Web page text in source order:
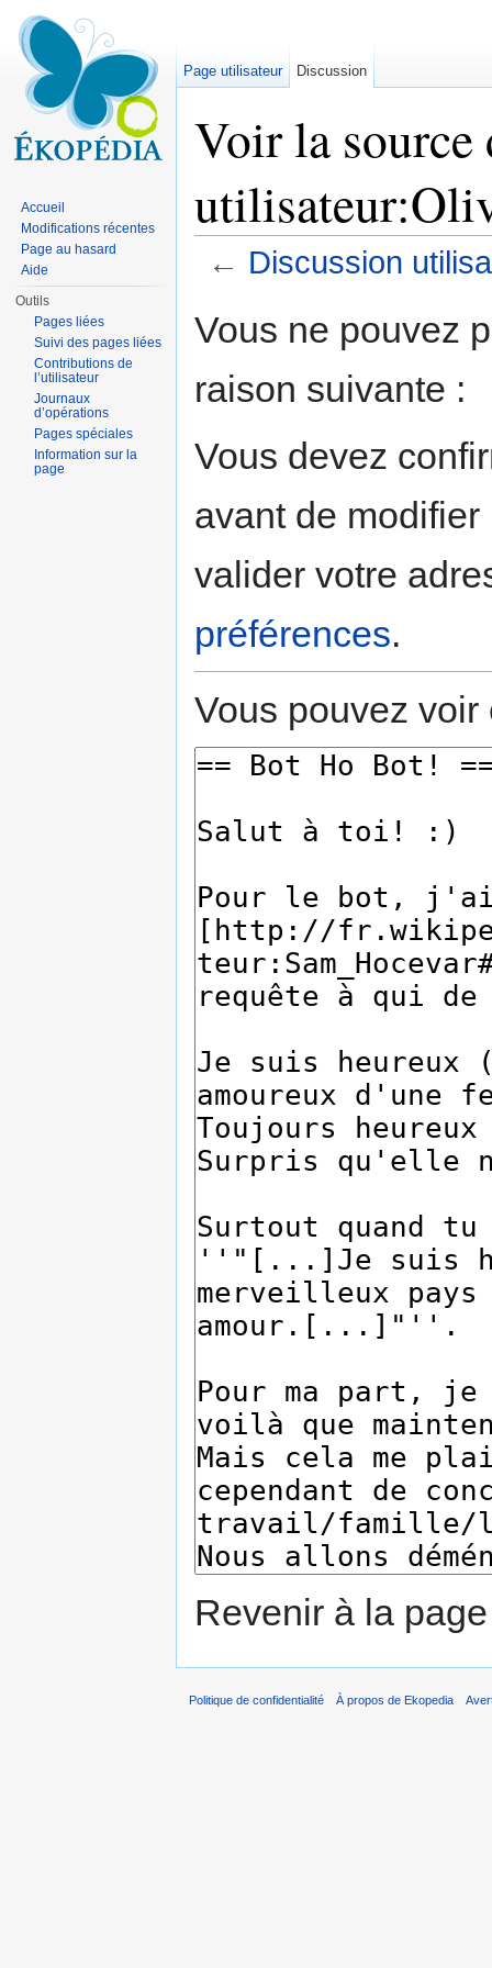
Voir la source
← Discussion
Vous ne pouvez
raison suivante :
Vous devez
avant de
valider votre
préférences.
Vous pouvez
Revenir à la
Page utilisateur Discussion
Accueil
Modifications récentes
Page au hasard
Aide
Outils
Pages liées
Suivi des pages liées
Contributions de
l’utilisateur
Journaux
d’opérations
Pages spéciales
Information sur la
page
Politique de confidentialité À propos de Ekopedia